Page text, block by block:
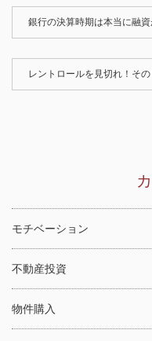
銀行の決算時期は本当に融
レントロールを見切れ！その
モチベーション
不動産投資
物件購入